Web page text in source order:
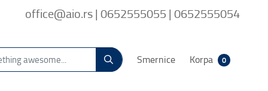
office@aio.rs | 0652555055 | 0652555054
Smernice Korpa 0